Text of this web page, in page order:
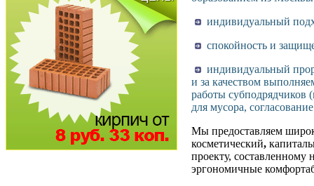
индивидуальный
спокойность и
индивидуальный
и за качеством
работы субподрядчиков
для мусора,
Мы предоставляем
косметический,
проекту,
эргономичные